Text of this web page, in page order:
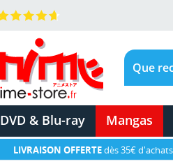
DVD & Blu-ray Mangas
LIVRAISON OFFERTEdès 35€